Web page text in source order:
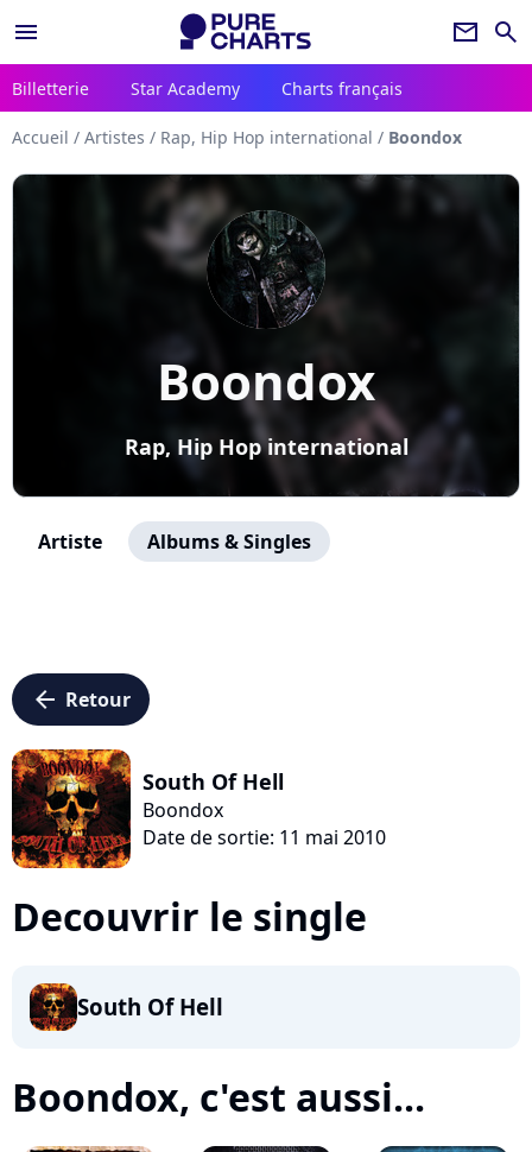
menu newsletter search
Billetterie Star Academy Charts français
Accueil / Artistes / Rap, Hip Hop international / Boondox
Boondox
Rap, Hip Hop international
Artiste Albums & Singles
arrow_left Retour
South Of Hell
Boondox
Date de sortie: 11 mai 2010
Decouvrir le single
South Of Hell
Boondox, c'est aussi...